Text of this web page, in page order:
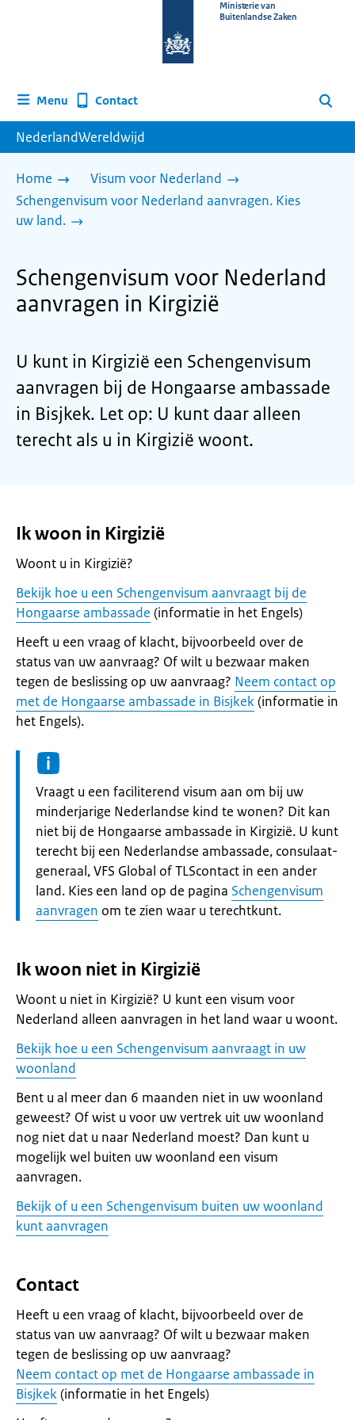
homepage
Ministerie van
Buitenlandse Zaken
Menu Contact Zoeken
NederlandWereldwijd
Home
Visum voor Nederland
Schengenvisum voor Nederland aanvragen. Kies
uw land.
Schengenvisum voor Nederland
aanvragen in Kirgizië
U kunt in Kirgizië een Schengenvisum
aanvragen bij de Hongaarse ambassade
in Bisjkek. Let op: U kunt daar alleen
terecht als u in Kirgizië woont.
Ik woon in Kirgizië
Woont u in Kirgizië?
Bekijk hoe u een Schengenvisum aanvraagt bij de
Hongaarse ambassade (informatie in het Engels)
Heeft u een vraag of klacht, bijvoorbeeld over de
status van uw aanvraag? Of wilt u bezwaar maken
tegen de beslissing op uw aanvraag? Neem contact op
met de Hongaarse ambassade in Bisjkek(informatie in
het Engels).
Informatie:
Vraagt u een faciliterend visum aan om bij uw
minderjarige Nederlandse kind te wonen? Dit kan
niet bij de Hongaarse ambassade in Kirgizië. U kunt
terecht bij een Nederlandse ambassade, consulaat-
generaal, VFS Global of TLScontact in een ander
land. Kies een land op de pagina Schengenvisum
aanvragen om te zien waar u terechtkunt.
Ik woon niet in Kirgizië
Woont u niet in Kirgizië? U kunt een visum voor
Nederland alleen aanvragen in het land waar u woont.
Bekijk hoe u een Schengenvisum aanvraagt in uw
woonland
Bent u al meer dan 6 maanden niet in uw woonland
geweest? Of wist u voor uw vertrek uit uw woonland
nog niet dat u naar Nederland moest? Dan kunt u
mogelijk wel buiten uw woonland een visum
aanvragen.
Bekijk of u een Schengenvisum buiten uw woonland
kunt aanvragen
Contact
Heeft u een vraag of klacht, bijvoorbeeld over de
status van uw aanvraag? Of wilt u bezwaar maken
tegen de beslissing op uw aanvraag?
Neem contact op met de Hongaarse ambassade in
Bisjkek(informatie in het Engels)